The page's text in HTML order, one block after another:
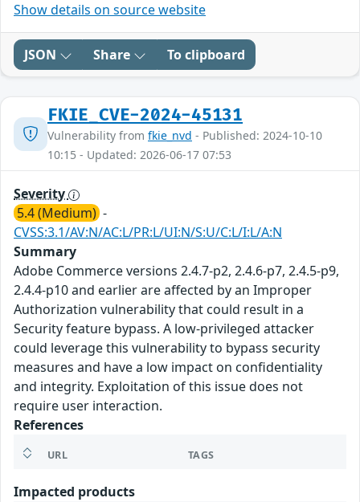
Show details on source website
JSON Share To clipboard
FKIE_CVE-2024-45131
Vulnerability from fkie_nvd - Published: 2024-10-10
10:15 - Updated: 2026-06-17 07:53
Severity
5.4 (Medium) -
CVSS:3.1/AV:N/AC:L/PR:L/UI:N/S:U/C:L/I:L/A:N
Summary
Adobe Commerce versions 2.4.7-p2, 2.4.6-p7, 2.4.5-p9,
2.4.4-p10 and earlier are affected by an Improper
Authorization vulnerability that could result in a
Security feature bypass. A low-privileged attacker
could leverage this vulnerability to bypass security
measures and have a low impact on confidentiality
and integrity. Exploitation of this issue does not
require user interaction.
References
URL TAGS
Impacted products